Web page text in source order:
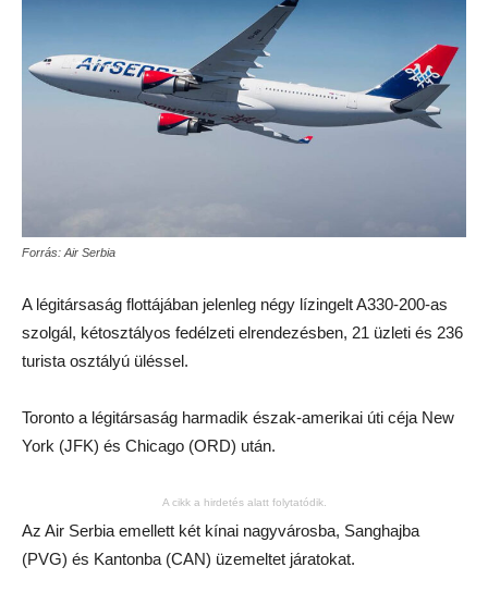
Forrás: Air Serbia
A légitársaság flottájában jelenleg négy lízingelt A330-200-as
szolgál, kétosztályos fedélzeti elrendezésben, 21 üzleti és 236
turista osztályú üléssel.
Toronto a légitársaság harmadik észak-amerikai úti céja New
York (JFK) és Chicago (ORD) után.
A cikk a hirdetés alatt folytatódik.
Az Air Serbia emellett két kínai nagyvárosba, Sanghajba
(PVG) és Kantonba (CAN) üzemeltet járatokat.